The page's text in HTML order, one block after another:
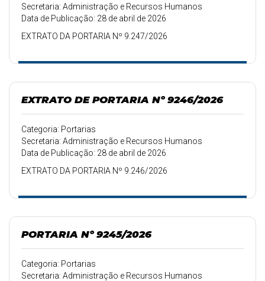
Secretaria: Administração e Recursos Humanos
Data de Publicação: 28 de abril de 2026
EXTRATO DA PORTARIA Nº 9.247/2026
EXTRATO DE PORTARIA Nº 9246/2026
Categoria: Portarias
Secretaria: Administração e Recursos Humanos
Data de Publicação: 28 de abril de 2026
EXTRATO DA PORTARIA Nº 9.246/2026
PORTARIA Nº 9245/2026
Categoria: Portarias
Secretaria: Administração e Recursos Humanos